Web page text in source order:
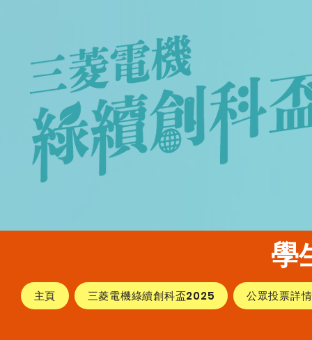
學
主頁 三菱電機綠續創科盃2025 公眾投票詳情